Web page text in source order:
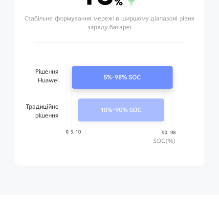
Стабільне формування мережі в ширшому діапазоні рівня
заряду батареї
Рішення
Huawei
Традиційне
рішення